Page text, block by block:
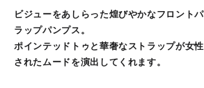
ビジューをあしらった煌びやかなフロント
ラップパンプス。
ポインテッドトゥと華奢なストラップが女
されたムードを演出してくれます。